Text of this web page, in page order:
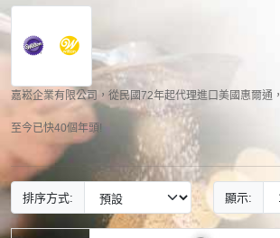
嘉崧企業有限公司，從民國72年起代理進口美國惠爾通，
至今已快40個年頭!
排序方式: 顯示: